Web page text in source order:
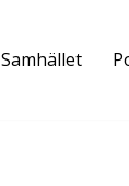
Samhället